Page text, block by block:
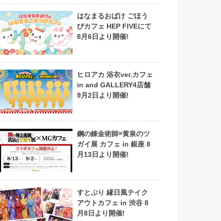
はなまるおばけ ごほう
びカフェ HEP FIVEにて
8月6日より開催!
ヒロアカ 浴衣ver.カフェ
in and GALLERY4店舗
9月2日より開催!
鋼の錬金術師×黄泉のツ
ガイ展 カフェ in 銀座 8
月13日より開催!
すとぷり 縁日風テイク
アウトカフェ in 渋谷 8
月8日より開催!